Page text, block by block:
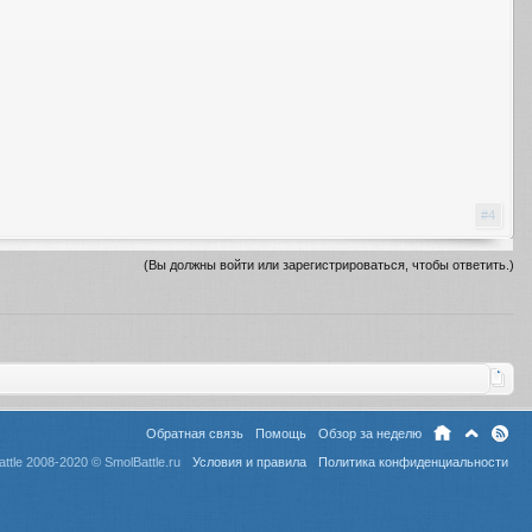
#4
(Вы должны войти или зарегистрироваться, чтобы ответить.)
Обратная связь Помощь
Обзор за неделю
Условия и правила
Политика конфиденциальности
2008-2020 © SmolBattle.ru